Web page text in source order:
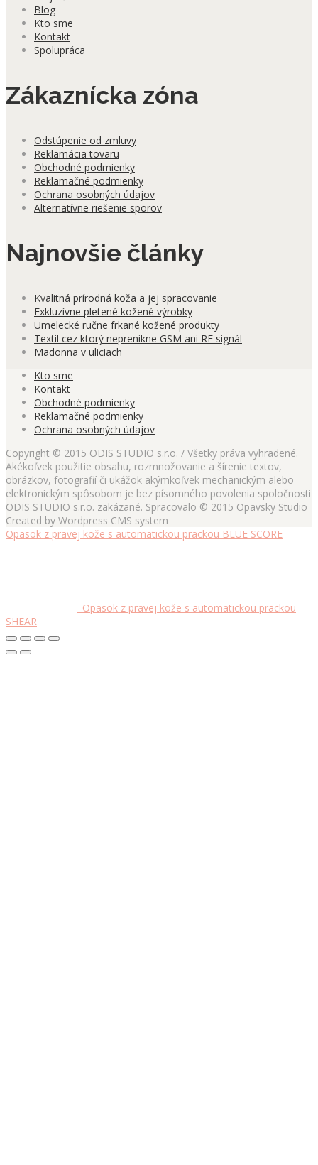
Blog
Kto sme
Kontakt
Spolupráca
Zákaznícka zóna
Odstúpenie od zmluvy
Reklamácia tovaru
Obchodné podmienky
Reklamačné podmienky
Ochrana osobných údajov
Alternatívne riešenie sporov
Najnovšie články
Kvalitná prírodná koža a jej spracovanie
Exkluzívne pletené kožené výrobky
Umelecké ručne frkané kožené produkty
Textil cez ktorý neprenikne GSM ani RF signál
Madonna v uliciach
Kto sme
Kontakt
Obchodné podmienky
Reklamačné podmienky
Ochrana osobných údajov
Copyright © 2015 ODIS STUDIO s.r.o. / Všetky práva vyhradené.
Akékoľvek použitie obsahu, rozmnožovanie a šírenie textov,
obrázkov, fotografií či ukážok akýmkoľvek mechanickým alebo
elektronickým spôsobom je bez písomného povolenia spoločnosti
ODIS STUDIO s.r.o. zakázané. Spracovalo © 2015 Opavsky Studio
Created by Wordpress CMS system
Opasok z pravej kože s automatickou prackou BLUE SCORE
Opasok z pravej kože s automatickou prackou
SHEAR